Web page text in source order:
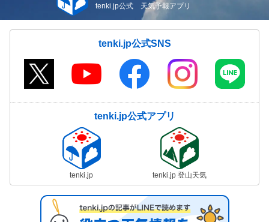
tenki.jp公式 天気予報アプリ
tenki.jp公式SNS
tenki.jp公式アプリ
tenki.jp tenki.jp 登山天気